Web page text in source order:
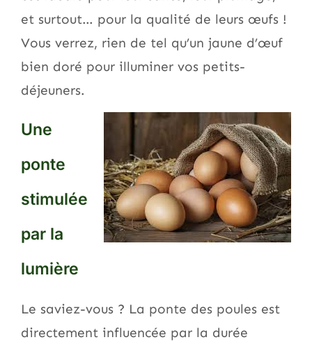
et surtout… pour la qualité de leurs œufs !
Vous verrez, rien de tel qu’un jaune d’œuf
bien doré pour illuminer vos petits-
déjeuners.
Une
ponte
stimulée
par la
lumière
Le saviez-vous ? La ponte des poules est
directement influencée par la durée